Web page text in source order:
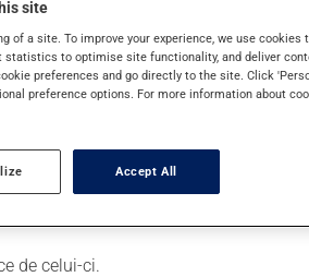
et
.
que la fenÃªtre de contrÃ´le est
de celui-ci.
site
of a site. To improve your experience, we use cookies
statistics to optimise site functionality, and deliver
preferences and go directly to the site. Click
preference options. For more information about
Accept All